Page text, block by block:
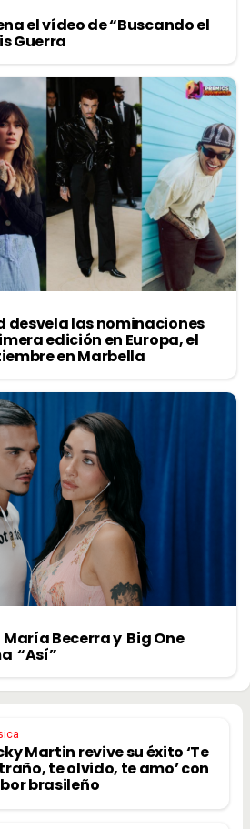
el vídeo de “Buscando el
Guerra
desvela las nominaciones
edición en Europa, el
en Marbella
Becerra y Big One
“Así”
Martin revive su éxito ‘Te
te olvido, te amo’ con
brasileño